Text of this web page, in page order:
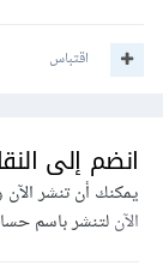
اقتباس
انضم إلى
يمكنك أن تنشر
الآنلتنشر باسم